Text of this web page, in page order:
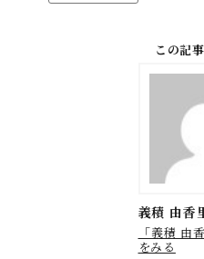
この記
義積 由香
「義積 由
をみる